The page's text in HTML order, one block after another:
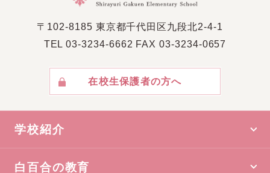
〒102-8185 東京都千代⽥区九段北2-4-1
TEL 03-3234-6662 FAX 03-3234-0657
在校⽣保護者の⽅へ
学校紹介
白百合の教育